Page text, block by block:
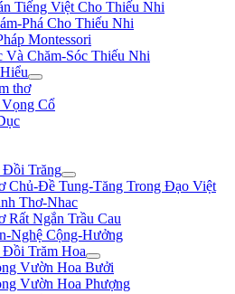
Tiếng Việt Cho Thiếu Nhi
Phá Cho Thiếu Nhi
Montessori
Và Chăm-Sóc Thiếu Nhi
thơ
Cổ
Đồi Trăng
Chủ-Đề Tung-Tăng Trong Đạo Việt
Thơ-Nhac
Rất Ngắn Trầu Cau
Nghệ Cộng-Hưởng
Đồi Trăm Hoa
Vườn Hoa Bưởi
Vườn Hoa Phượng